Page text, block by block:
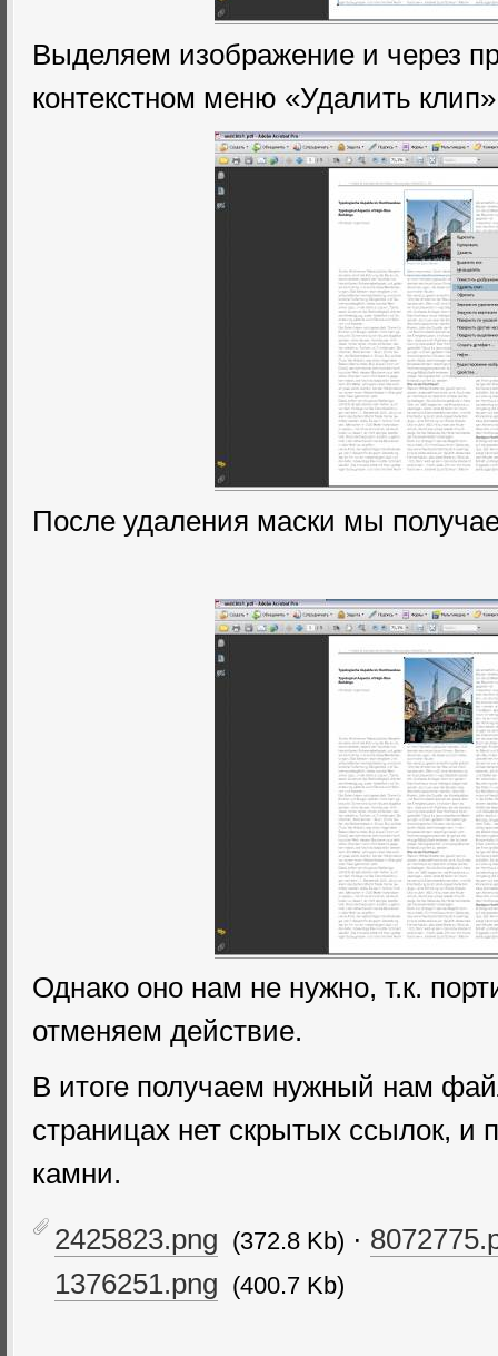
Выделяем изображение и через
контекстном меню «Удалить
После удаления маски мы
Однако оно нам не нужно, т.к.
отменяем действие.
В итоге получаем нужный нам
страницах нет скрытых ссылок, и
камни.
2425823.png (372.8 Kb) ·
1376251.png (400.7 Kb)